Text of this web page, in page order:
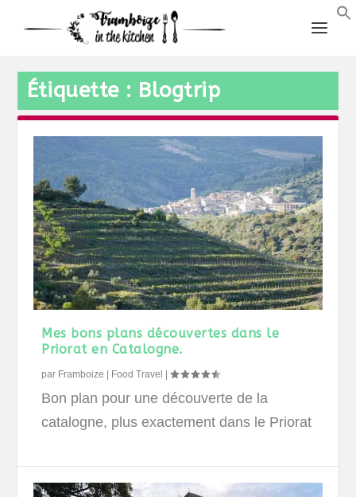
Étiquette : Blogtrip
Mes bons plans découvertes dans le
Priorat en Catalogne.
par Framboize | Food Travel |
Bon plan pour une découverte de la
catalogne, plus exactement dans le Priorat